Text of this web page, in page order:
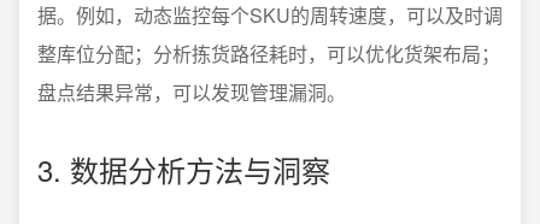
据。例如，动态监控每个SKU的周转速度，可以及时调
整库位分配；分析拣货路径耗时，可以优化货架布局；
盘点结果异常，可以发现管理漏洞。
3. 数据分析方法与洞察